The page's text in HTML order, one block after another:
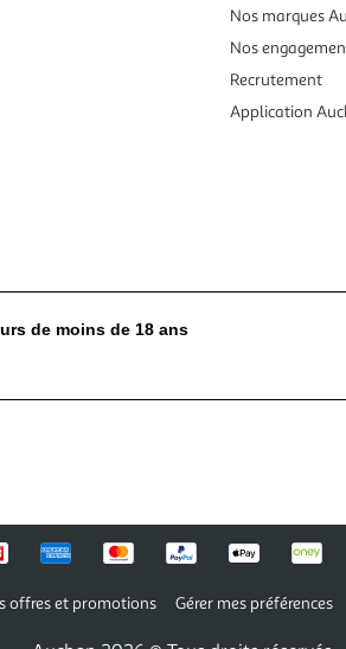
Nos marques
Nos
Recrutement
Application
de moins de 18 ans
offres et promotions Gérer mes préférences